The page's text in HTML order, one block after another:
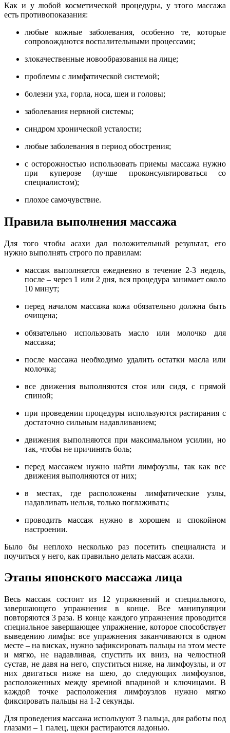
Как и у любой косметической процедуры, у этого массажа
есть противопоказания:
любые кожные заболевания, особенно те, которые
сопровождаются воспалительными процессами;
злокачественные новообразования на лице;
проблемы с лимфатической системой;
болезни уха, горла, носа, шеи и головы;
заболевания нервной системы;
синдром хронической усталости;
любые заболевания в период обострения;
с осторожностью использовать приемы массажа нужно
при куперозе (лучше проконсультироваться со
специалистом);
плохое самочувствие.
Правила выполнения массажа
Для того чтобы асахи дал положительный результат, его
нужно выполнять строго по правилам:
массаж выполняется ежедневно в течение 2-3 недель,
после – через 1 или 2 дня, вся процедура занимает около
10 минут;
перед началом массажа кожа обязательно должна быть
очищена;
обязательно использовать масло или молочко для
массажа;
после массажа необходимо удалить остатки масла или
молочка;
все движения выполняются стоя или сидя, с прямой
спиной;
при проведении процедуры используются растирания с
достаточно сильным надавливанием;
движения выполняются при максимальном усилии, но
так, чтобы не причинять боль;
перед массажем нужно найти лимфоузлы, так как все
движения выполняются от них;
в местах, где расположены лимфатические узлы,
надавливать нельзя, только поглаживать;
проводить массаж нужно в хорошем и спокойном
настроении.
Было бы неплохо несколько раз посетить специалиста и
поучиться у него, как правильно делать массаж асахи.
Этапы японского массажа лица
Весь массаж состоит из 12 упражнений и специального,
завершающего упражнения в конце. Все манипуляции
повторяются 3 раза. В конце каждого упражнения проводится
специальное завершающее упражнение, которое способствует
выведению лимфы: все упражнения заканчиваются в одном
месте – на висках, нужно зафиксировать пальцы на этом месте
и мягко, не надавливая, спустить их вниз, на челюстной
сустав, не давя на него, спуститься ниже, на лимфоузлы, и от
них двигаться ниже на шею, до следующих лимфоузлов,
расположенных между яремной впадиной и ключицами. В
каждой точке расположения лимфоузлов нужно мягко
фиксировать пальцы на 1-2 секунды.
Для проведения массажа используют 3 пальца, для работы под
глазами – 1 палец, щеки растираются ладонью.